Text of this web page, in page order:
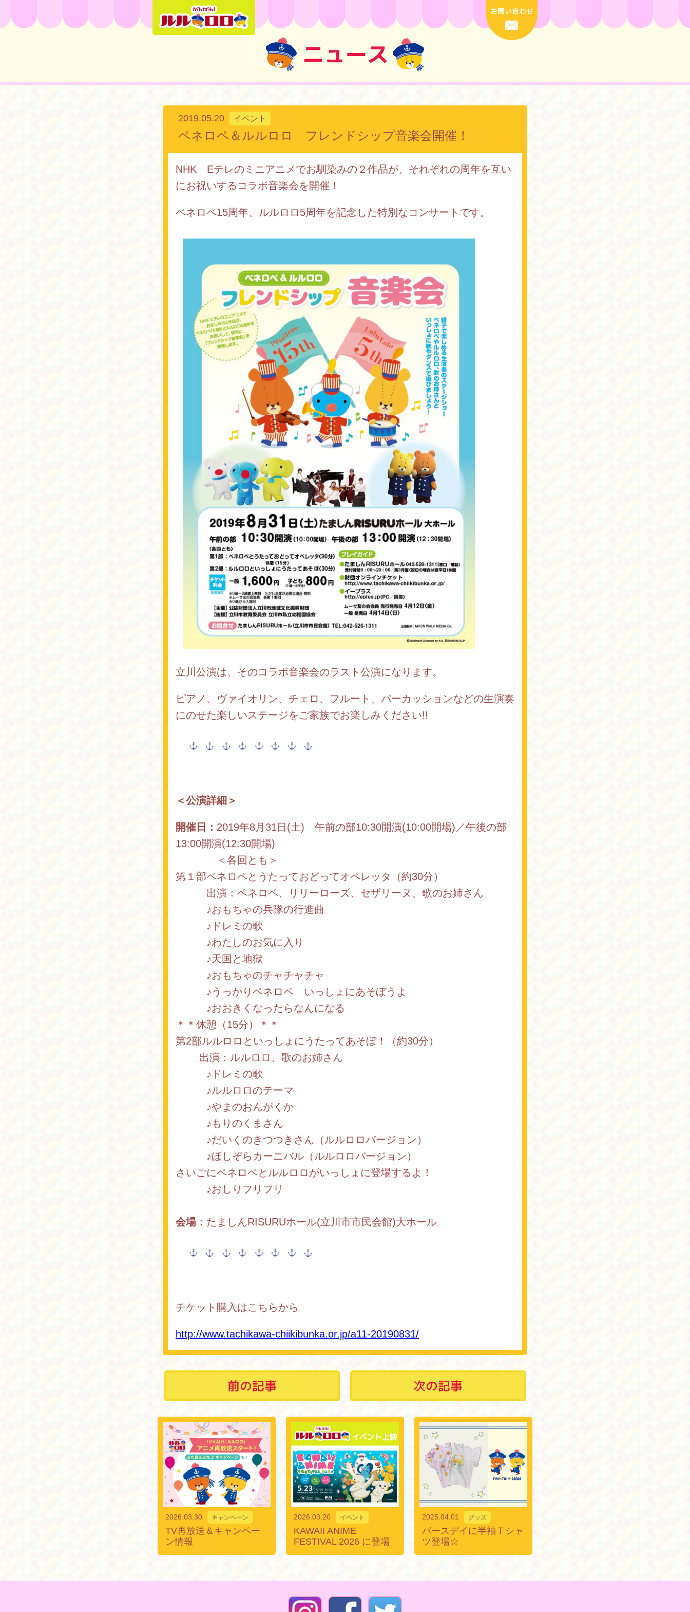
お問い合わせ
ニュース
2019.05.20 イベント
ペネロペ＆ルルロロ フレンドシップ音楽会開催！
NHK Eテレのミニアニメでお馴染みの２作品が、それぞれの周年を互い
にお祝いするコラボ音楽会を開催！
ペネロペ15周年、ルルロロ5周年を記念した特別なコンサートです。
立川公演は、そのコラボ音楽会のラスト公演になります。
ピアノ、ヴァイオリン、チェロ、フルート、パーカッションなどの生演奏
にのせた楽しいステージをご家族でお楽しみください!!
＜公演詳細＞
開催日： 2019年8月31日(土) 午前の部10:30開演(10:00開場)／午後の部
13:00開演(12:30開場)
＜各回とも＞
第１部ペネロペとうたっておどってオペレッタ（約30分）
出演：ペネロペ、リリーローズ、セザリーヌ、歌のお姉さん
♪おもちゃの兵隊の行進曲
♪ドレミの歌
♪わたしのお気に入り
♪天国と地獄
♪おもちゃのチャチャチャ
♪うっかりペネロペ いっしょにあそぼうよ
♪おおきくなったらなんになる
＊＊休憩（15分）＊＊
第2部ルルロロといっしょにうたってあそぼ！（約30分）
出演：ルルロロ、歌のお姉さん
♪ドレミの歌
♪ルルロロのテーマ
♪やまのおんがくか
♪もりのくまさん
♪だいくのきつつきさん（ルルロロバージョン）
♪ほしぞらカーニバル（ルルロロバージョン）
さいごにペネロペとルルロロがいっしょに登場するよ！
♪おしりフリフリ
会場： たましんRISURUホール(立川市市民会館)大ホール
チケット購入はこちらから
http://www.tachikawa-chiikibunka.or.jp/a11-20190831/
前の記事 次の記事
2026.03.30 キャンペーン
TV再放送＆キャンペー
ン情報
2026.03.20 イベント
KAWAII ANIME
FESTIVAL 2026 に登場
2025.04.01 グッズ
バースデイに半袖Ｔシャ
ツ登場☆